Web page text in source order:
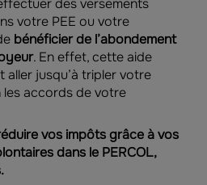
des versements
votre PEE ou votre
bénéficier de l’abondement
. En effet, cette aide
aller jusqu’à tripler votre
les accords de votre
vos impôts grâce à vos
dans le PERCOL,